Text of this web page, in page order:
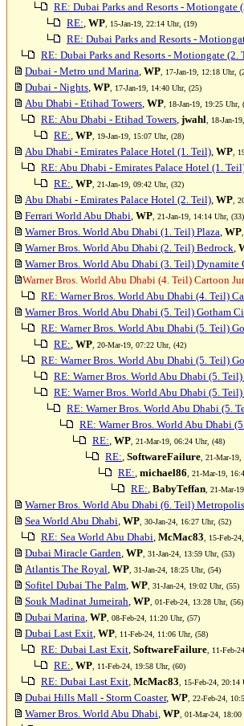
RE: Dubai Parks and Resorts - Motiongate
RE:, WP , 15-Jan-19, 22:14 Uhr, (19)
RE: Dubai Parks and Resorts -
RE: Dubai Parks and Resorts - Motiongate (2.
Dubai - Metro und Marina, WP , 17-Jan-19, 12:18 Uhr,
Dubai - Nights, WP , 17-Jan-19, 14:40 Uhr, (25)
Abu Dhabi - Etihad Towers, WP , 18-Jan-19, 19:25 Uhr,
RE: Abu Dhabi - Etihad Towers, jwahl , 18-Jan-
RE:, WP , 19-Jan-19, 15:07 Uhr, (28)
Abu Dhabi - Emirates Palace Hotel (1. Teil), WP ,
RE: Abu Dhabi - Emirates Palace Hotel (1.
RE:, WP , 21-Jan-19, 09:42 Uhr, (32)
Abu Dhabi - Emirates Palace Hotel (2. Teil), WP ,
Ferrari World Abu Dhabi, WP , 21-Jan-19, 14:14 Uhr, (33)
Warner Bros. World Abu Dhabi (1. Teil) Plaza, WP
Warner Bros. World Abu Dhabi (2. Teil) Bedrock,
Warner Bros. World Abu Dhabi (3. Teil) Dynamite
Warner Bros. World Abu Dhabi (4. Teil) Cartoon
RE: Warner Bros. World Abu Dhabi (4. Teil)
Warner Bros. World Abu Dhabi (5. Teil) Gotham
RE: Warner Bros. World Abu Dhabi (5. Teil)
RE:, WP , 20-Mar-19, 07:22 Uhr, (42)
RE: Warner Bros. World Abu Dhabi (5. Teil)
RE: Warner Bros. World Abu Dhabi (5.
RE: Warner Bros. World Abu Dhabi (5.
RE: Warner Bros. World Abu Dhabi (5.
RE: Warner Bros. World Abu Dhabi
RE:, WP , 21-Mar-19, 06:24 Uhr, (48)
RE:, SoftwareFailure , 21-Mar-
RE:, michael86 , 21-Mar-19,
RE:, BabyTeffan , 21-Mar-
Warner Bros. World Abu Dhabi (6. Teil) Metropolis
Sea World Abu Dhabi, WP , 30-Jan-24, 16:27 Uhr, (52)
RE: Sea World Abu Dhabi, McMac83 , 15-Feb-
Dubai Miracle Garden, WP , 31-Jan-24, 13:59 Uhr, (53)
Atlantis The Royal, WP , 31-Jan-24, 18:25 Uhr, (54)
Sofitel Dubai The Palm, WP , 31-Jan-24, 19:02 Uhr, (55)
Souk Madinat Jumeirah, WP , 01-Feb-24, 13:28 Uhr, (56)
Dubai Marina, WP , 08-Feb-24, 11:20 Uhr, (57)
Dubai Last Exit, WP , 11-Feb-24, 11:06 Uhr, (58)
RE: Dubai Last Exit, SoftwareFailure , 11-Feb-
RE:, WP , 11-Feb-24, 19:58 Uhr, (60)
RE: Dubai Last Exit, McMac83 , 15-Feb-24, 20:14
Dubai Hills Mall - Storm Coaster, WP , 22-Feb-24,
Warner Bros. World Abu Dhabi, WP , 01-Mar-24,